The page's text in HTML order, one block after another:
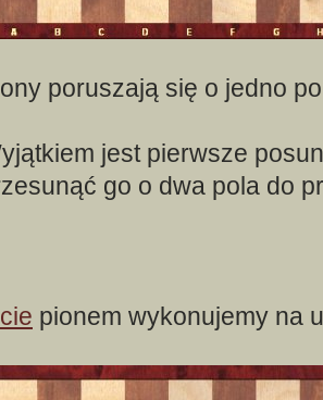
poruszają się o jedno
jest pierwsze
go o dwa pola do
pionem wykonujemy na